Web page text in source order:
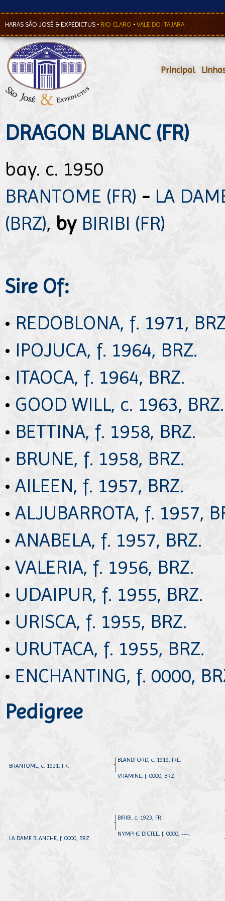
HARAS SÃO JOSÉ & EXPEDICTUS • RIO CLARO • VALE DO ITAJARA
Principal•
DRAGON BLANC (FR)
bay. c. 1950
BRANTOME (FR) - LA
(BRZ), by BIRIBI (FR)
Sire Of:
• REDOBLONA, f. 1971,
• IPOJUCA, f. 1964, BRZ.
• ITAOCA, f. 1964, BRZ.
• GOOD WILL, c. 1963, BRZ.
• BETTINA, f. 1958, BRZ.
• BRUNE, f. 1958, BRZ.
• AILEEN, f. 1957, BRZ.
• ALJUBARROTA, f. 1957,
• ANABELA, f. 1957, BRZ.
• VALERIA, f. 1956, BRZ.
• UDAIPUR, f. 1955, BRZ.
• URISCA, f. 1955, BRZ.
• URUTACA, f. 1955, BRZ.
• ENCHANTING, f. 0000,
Pedigree
BRANTOME, c. 1931, FR.
LA DAME BLANCHE, f. 0000, BRZ.
BLANDFORD, c. 1919, IRE.
VITAMINE, f. 0000, BRZ.
BIRIBI, c. 1923, FR.
NYMPHE DICTEE, f. 0000, ---.